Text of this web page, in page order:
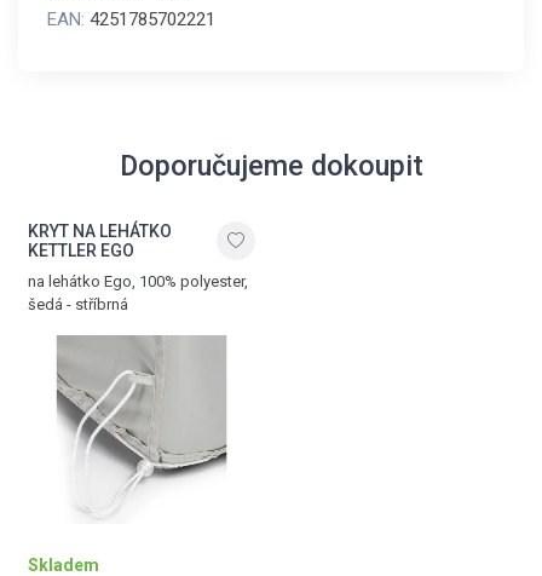
EAN: 4251785702221
Doporučujeme dokoupit
KRYT NA LEHÁTKO
KETTLER EGO
na lehátko Ego, 100% polyester,
šedá - stříbrná
Skladem